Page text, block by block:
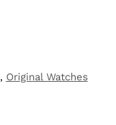
, Original Watches